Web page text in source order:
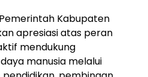
Kabupaten
apresiasi atas peran
mendukung
manusia melalui